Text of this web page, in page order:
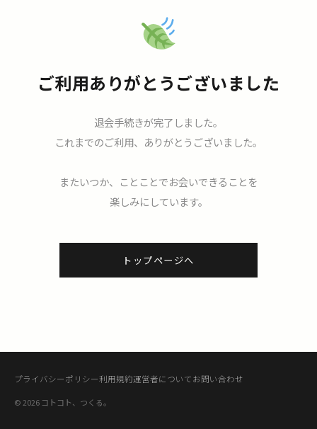
ご利用ありがとうございました
退会手続きが完了しました。
これまでのご利用、ありがとうございました。
またいつか、ことことでお会いできることを
楽しみにしています。
トップページへ
プライバシーポリシー利用規約運営者についてお問い合わせ
© 2026 コトコト、つくる。